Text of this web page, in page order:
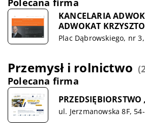
Polecana firma
KANCELARIA
ADWOKAT
Plac Dąbrowskiego, nr
Przemysł i rolnictwo
Polecana firma
ul. Jerzmanowska 8F,